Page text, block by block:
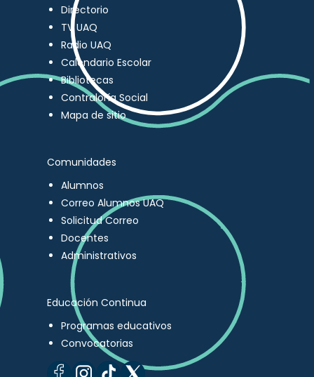
Directorio
TV UAQ
Radio UAQ
Calendario Escolar
Bibliotecas
Contraloría Social
Mapa de sitio
Comunidades
Alumnos
Correo Alumnos UAQ
Solicitud Correo
Docentes
Administrativos
Educación Continua
Programas educativos
Convocatorias